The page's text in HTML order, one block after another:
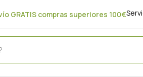
GRATIS compras superiores 100€